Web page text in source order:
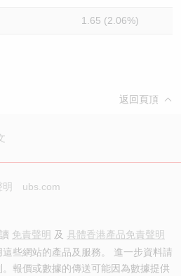
1.65 (2.06%)
返回頁頂
ubs.com
免責聲明 及 具體香港產品免責聲明
些網站的產品及服務。 進一步資料請
報價或數據的傳送可能因為數據提供